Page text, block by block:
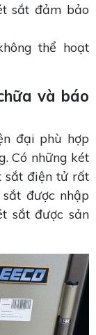
sắt đảm bảo
thể hoạt
và báo
đại phù hợp
Có những két
sắt điện tử rất
được nhập
sắt được sản